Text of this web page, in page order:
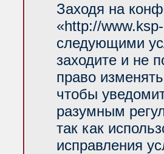
Заходя на
«http://
следующими
заходите и не
право
чтобы
разумным
так как
исправления